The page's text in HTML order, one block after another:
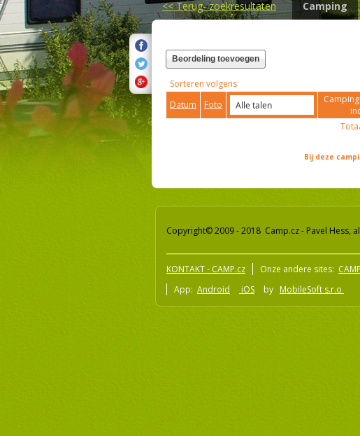
<<Terug- zoekresultaten Camping
Beordeling toevoegen
Sorteren volgens
Datum
Foto
Bij deze
Copyright© 2009 - 2018 Camp.cz - Pavel Hess,
KONTAKT - CAMP.cz Onze andere sites:
App: Android iOS by MobileSoft s.r.o